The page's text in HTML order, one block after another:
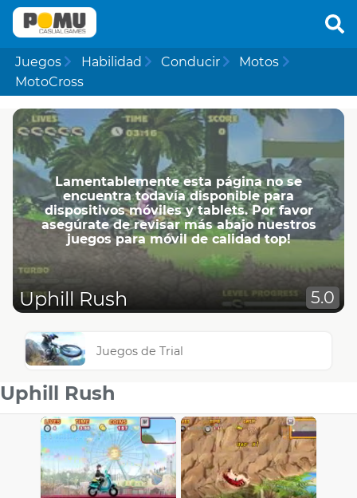
Juegos Habilidad Conducir
Motos
MotoCross
Lamentablemente esta página no se
encuentra todavía disponible para
dispositivos móviles y tablets. Por favor
asegúrate de revisar más abajo nuestros
juegos para móvil de calidad top!
Uphill Rush 5.0
Juegos de Trial
Uphill Rush